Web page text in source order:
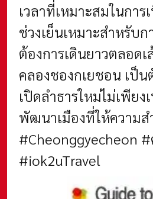
เวลาที่เหมาะสมในการ
ช่วงเย็นเหมาะสำหรับ
ต้องการเดินยาวตลอด
คลองชองกเยชอน เป็
เปิดลำธารใหม่ไม่เพีย
พัฒนาเมืองที่ให้ความ
#Cheonggyecheon
#iok2uTravel